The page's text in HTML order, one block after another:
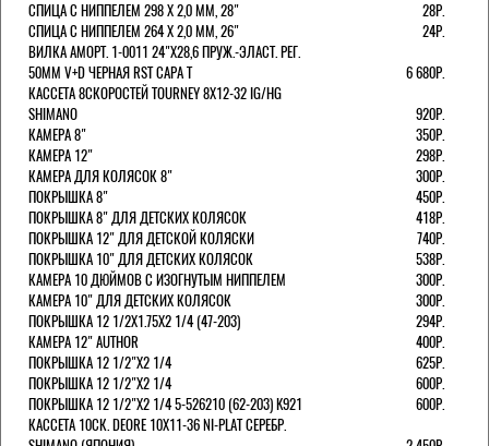
СПИЦА С НИППЕЛЕМ 298 Х 2,0 ММ, 28"
28Р.
СПИЦА С НИППЕЛЕМ 264 Х 2,0 ММ, 26"
24Р.
ВИЛКА АМОРТ. 1-0011 24"Х28,6 ПРУЖ.-ЭЛАСТ. РЕГ.
50ММ V+D ЧЕРНАЯ RST CAPA Т
6 680Р.
КАССЕТА 8СКОРОСТЕЙ TOURNEY 8Х12-32 IG/HG
SHIMANO
920Р.
КАМЕРА 8"
350Р.
КАМЕРА 12"
298Р.
КАМЕРА ДЛЯ КОЛЯСОК 8"
300Р.
ПОКРЫШКА 8"
450Р.
ПОКРЫШКА 8" ДЛЯ ДЕТСКИХ КОЛЯСОК
418Р.
ПОКРЫШКА 12" ДЛЯ ДЕТСКОЙ КОЛЯСКИ
740Р.
ПОКРЫШКА 10" ДЛЯ ДЕТСКИХ КОЛЯСОК
538Р.
КАМЕРА 10 ДЮЙМОВ С ИЗОГНУТЫМ НИППЕЛЕМ
300Р.
КАМЕРА 10" ДЛЯ ДЕТСКИХ КОЛЯСОК
300Р.
ПОКРЫШКА 12 1/2X1.75X2 1/4 (47-203)
294Р.
КАМЕРА 12" AUTHOR
400Р.
ПОКРЫШКА 12 1/2"Х2 1/4
625Р.
ПОКРЫШКА 12 1/2"Х2 1/4
600Р.
ПОКРЫШКА 12 1/2"Х2 1/4 5-526210 (62-203) K921
600Р.
КАССЕТА 10СК. DEORE 10Х11-36 NI-PLAT СЕРЕБР.